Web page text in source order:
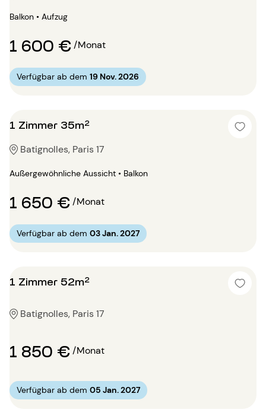
Balkon • Aufzug
1 600 €/Monat
Verfügbar ab dem 19 Nov. 2026
1 Zimmer 35m²
Batignolles, Paris 17
Außergewöhnliche Aussicht • Balkon
1 650 €/Monat
Verfügbar ab dem 03 Jan. 2027
1 Zimmer 52m²
Batignolles, Paris 17
1 850 €/Monat
Verfügbar ab dem 05 Jan. 2027